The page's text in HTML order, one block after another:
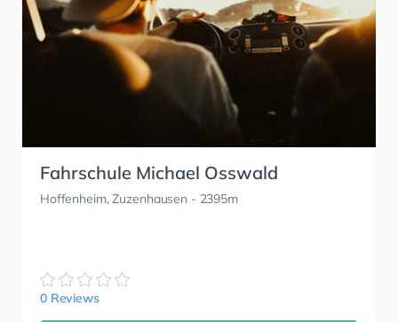
Fahrschule Michael Osswald
Hoffenheim, Zuzenhausen - 2395m
0 Reviews